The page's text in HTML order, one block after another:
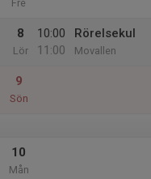
Fre
8
Lör
10:00
11:00
Rörelsekul
Movallen
9
Sön
10
Mån